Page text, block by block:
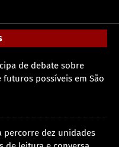
de debate sobre
possíveis em São
percorre dez unidades